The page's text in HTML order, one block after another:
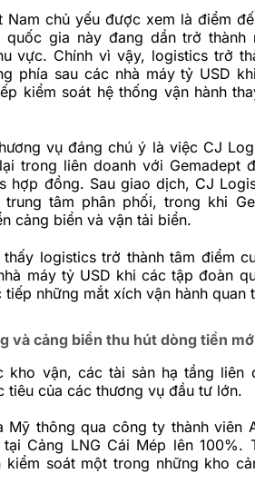
Nam chủ yếu được xem là điểm
quốc gia này đang dần trở
vực. Chính vì vậy, logistics trở
phía sau các nhà máy tỷ USD
kiểm soát hệ thống vận hành
vụ đáng chú ý là việc CJ
trong liên doanh với Gemadept
hợp đồng. Sau giao dịch, CJ
tâm phân phối, trong khi
cảng biển và vận tải biển.
logistics trở thành tâm điểm
máy tỷ USD khi các tập đoàn
những mắt xích vận hành quan
và cảng biển thu hút dòng tiền
kho vận, các tài sản hạ tầng liên
tiêu của các thương vụ đầu tư lớn.
Mỹ thông qua công ty thành viên
Cảng LNG Cái Mép lên 100%.
kiểm soát một trong những kho